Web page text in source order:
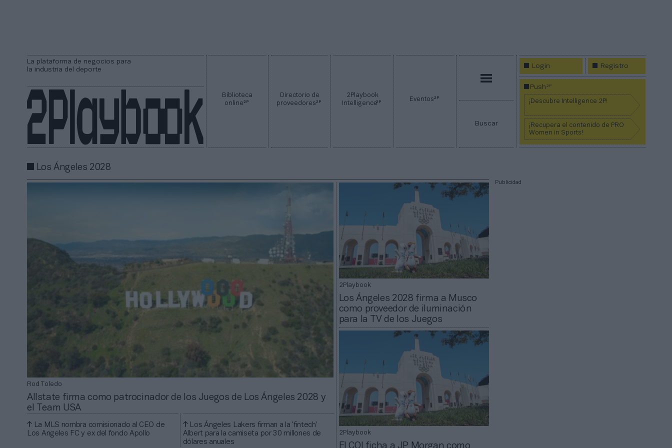
La plataforma de negocios para
la industria del deporte
Biblioteca
online2P
Directorio de
proveedores2P
2Playbook
Intelligence2P Eventos2P
Buscar
Login Registro
Push2P
¡Descubre Intelligence 2P!
¡Recupera el contenido de PRO
Women in Sports!
Los Ángeles 2028
Rod Toledo
Allstate firma como patrocinador de los Juegos de Los Ángeles 2028 y
el Team USA
La MLS nombra comisionado al CEO de
Los Angeles FC y ex del fondo Apollo
Los Ángeles Lakers firman a la ‘fintech’
Albert para la camiseta por 30 millones de
dólares anuales
2Playbook
Los Ángeles 2028 firma a Musco
como proveedor de iluminación
para la TV de los Juegos
2Playbook
El COI ficha a JP Morgan como
Publicidad